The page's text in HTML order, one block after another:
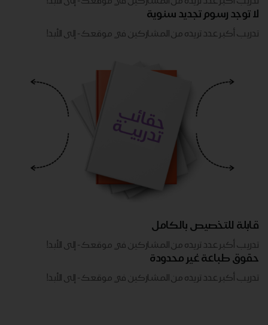
لا توجد رسوم تجديد سنوية
تدريب أكبر عدد تريده من المشاركين في موقعك - ​​إلى الأبد!
قابلة للتخصيص بالكامل
تدريب أكبر عدد تريده من المشاركين في موقعك - ​​إلى الأبد!
حقوق طباعة غير محدودة
تدريب أكبر عدد تريده من المشاركين في موقعك - ​​إلى الأبد!